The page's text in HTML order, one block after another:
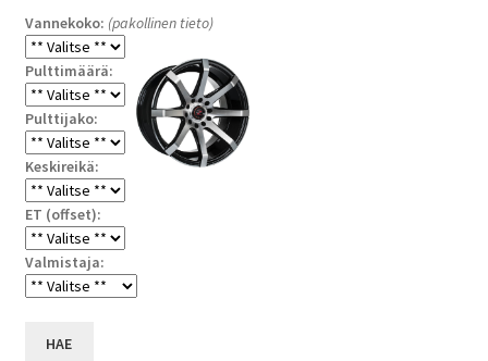
Vannekoko: (pakollinen tieto)
Pulttimäärä:
Pulttijako:
Keskireikä:
ET (offset):
Valmistaja:
HAE